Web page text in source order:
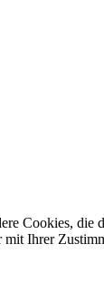
Cookies,
Ihrer